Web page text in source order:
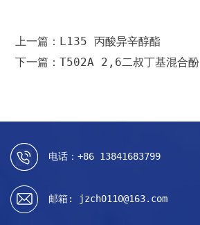
上一篇：L135 丙酸异辛醇酯
下一篇：T502A 2,6二叔丁基混合酚
电话：+86 13841683799
邮箱: jzch0110@163.com